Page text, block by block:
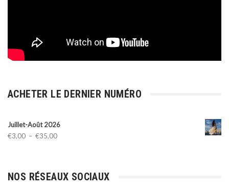
ACHETER LE DERNIER NUMÉRO
Juillet-Août 2026
€3,00 – €35,00Plage
à
NOS RÉSEAUX SOCIAUX